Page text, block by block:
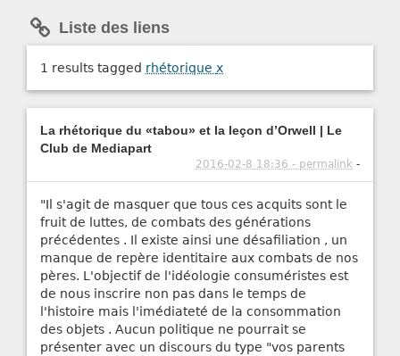
Liste des liens
1 results tagged rhétorique x
La rhétorique du «tabou» et la leçon d’Orwell | Le
Club de Mediapart
2016-02-8 18:36 - permalink -
"Il s'agit de masquer que tous ces acquits sont le
fruit de luttes, de combats des générations
précédentes . Il existe ainsi une désafiliation , un
manque de repère identitaire aux combats de nos
pères. L'objectif de l'idéologie consuméristes est
de nous inscrire non pas dans le temps de
l'histoire mais l'imédiateté de la consommation
des objets . Aucun politique ne pourrait se
présenter avec un discours du type "vos parents